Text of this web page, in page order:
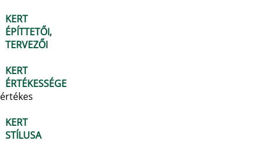
KERT
ÉPÍTTETŐI,
TERVEZŐI
KERT
ÉRTÉKESSÉGE
értékes
KERT
STÍLUSA